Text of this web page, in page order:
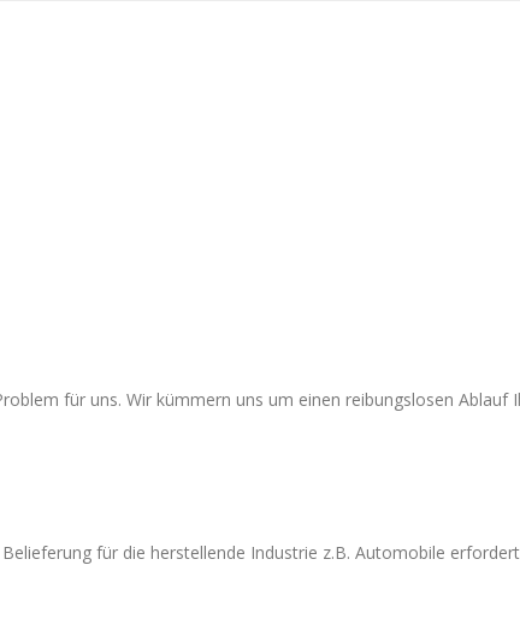
für uns. Wir kümmern uns um einen reibungslosen
für die herstellende Industrie z.B. Automobile